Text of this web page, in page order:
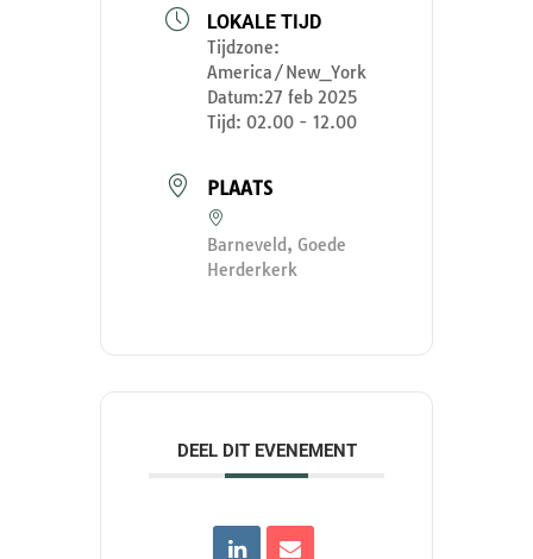
LOKALE TIJD
Tijdzone:
America/New_York
Datum:27 feb 2025
Tijd: 02.00 - 12.00
PLAATS
Barneveld, Goede
Herderkerk
DEEL DIT EVENEMENT